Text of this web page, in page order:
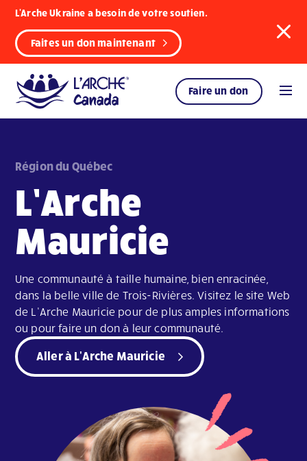
L'Arche Ukraine a besoin de votre soutien.
Faites un don maintenant
Faire un don
Région du Québec
L’Arche
Mauricie
Une communauté à taille humaine, bien enracinée,
dans la belle ville de Trois-Rivières. Visitez le site Web
de L’Arche Mauricie pour de plus amples informations
ou pour faire un don à leur communauté.
Aller à L'Arche Mauricie